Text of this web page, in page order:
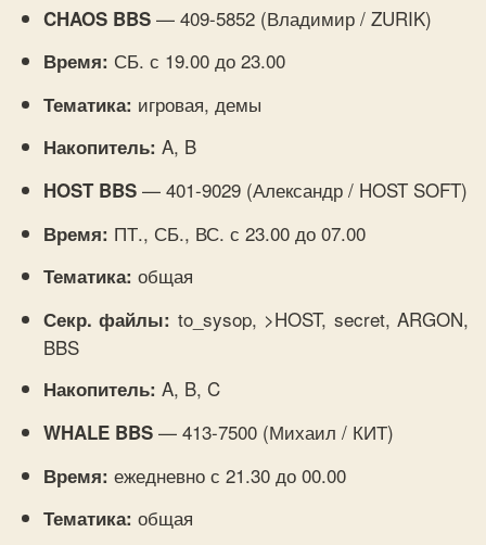
CHAOS BBS— 409-5852 (Владимир / ZURIK)
Время: СБ. с 19.00 до 23.00
Тематика: игровая, демы
Накопитель: A, B
HOST BBS— 401-9029 (Александр / HOST SOFT)
Время: ПТ., СБ., ВС. с 23.00 до 07.00
Тематика: общая
Секр. файлы: to_sysop, >HOST, secret, ARGON,
BBS
Накопитель: A, B, C
WHALE BBS— 413-7500 (Михаил / КИТ)
Время: ежедневно с 21.30 до 00.00
Тематика: общая